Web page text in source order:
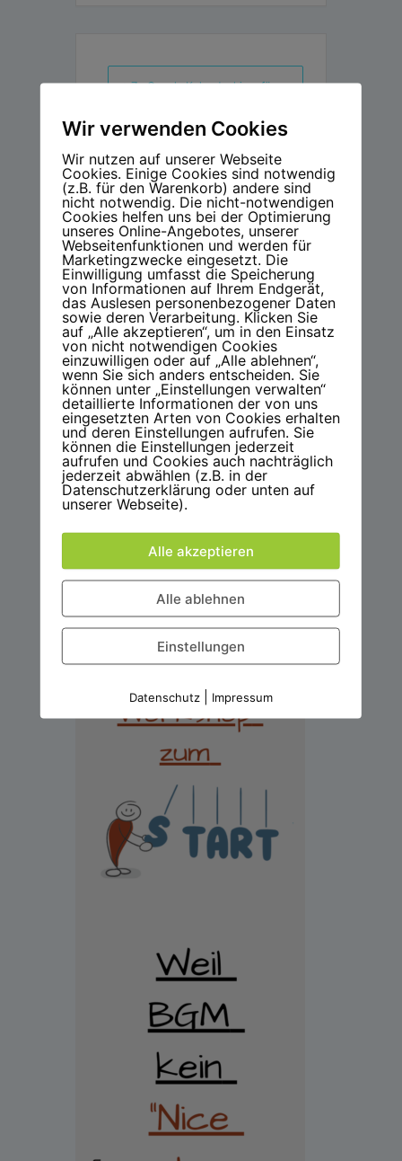
+ Zu Google Kalender hinzufügen
+ iCal / Outlook export
TEILE DIESE
VERANSTALTUNG
Wir verwenden Cookies
Wir nutzen auf unserer Webseite
Cookies. Einige Cookies sind notwendig
(z.B. für den Warenkorb) andere sind
nicht notwendig. Die nicht-notwendigen
Cookies helfen uns bei der Optimierung
unseres Online-Angebotes, unserer
Webseitenfunktionen und werden für
Marketingzwecke eingesetzt. Die
Einwilligung umfasst die Speicherung
von Informationen auf Ihrem Endgerät,
das Auslesen personenbezogener Daten
sowie deren Verarbeitung. Klicken Sie
auf „Alle akzeptieren“, um in den Einsatz
von nicht notwendigen Cookies
einzuwilligen oder auf „Alle ablehnen“,
wenn Sie sich anders entscheiden. Sie
können unter „Einstellungen verwalten“
detaillierte Informationen der von uns
eingesetzten Arten von Cookies erhalten
und deren Einstellungen aufrufen. Sie
können die Einstellungen jederzeit
aufrufen und Cookies auch nachträglich
jederzeit abwählen (z.B. in der
Datenschutzerklärung oder unten auf
unserer Webseite).
Alle akzeptieren
Alle ablehnen
Einstellungen
Datenschutz| Impressum